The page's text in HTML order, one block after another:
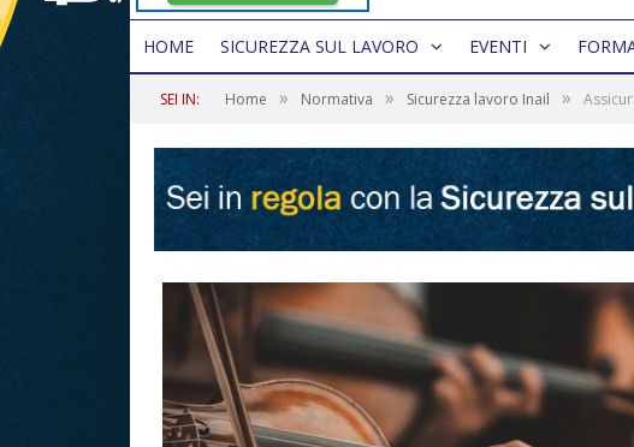
HOME SICUREZZA SUL LAVORO EVENTI
SEI IN: Home » Normativa » Sicurezza lavoro Inail »